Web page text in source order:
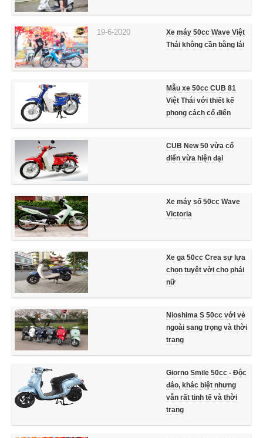
Xe máy 50cc Wave Việt
Thái không cần bằng lái
19-6-2020
Mẫu xe 50cc CUB 81
Việt Thái với thiết kế
phong cách cổ điển
CUB New 50 vừa cổ
điển vừa hiện đại
Xe máy số 50cc Wave
Victoria
Xe ga 50cc Crea sự lựa
chọn tuyệt vời cho phái
nữ
Nioshima S 50cc với vẻ
ngoài sang trọng và thời
trang
Giorno Smile 50cc - Độc
đáo, khác biệt nhưng
vẫn rất tinh tế và thời
trang